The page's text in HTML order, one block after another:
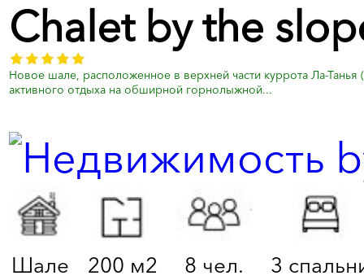
Chalet by the
Новое шале, расположенное в верхней части куррота Ла-
активного отдыха на обширной горнолыжной...
Шале 200 м2 8 чел. 3